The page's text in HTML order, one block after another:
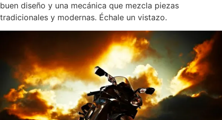
buen diseño y una mecánica que mezcla piezas
tradicionales y modernas. Échale un vistazo.